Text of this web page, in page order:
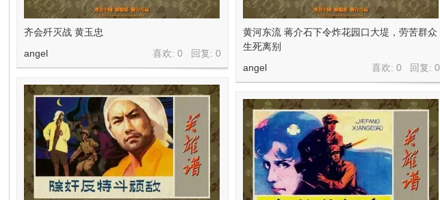
齐会歼灭战 黄玉忠
喜欢: 0 回复:0
angel
黄河东流 蒋介石下令炸花园口大堤，劳苦群众
生死离别
喜欢: 0 回复:0
angel